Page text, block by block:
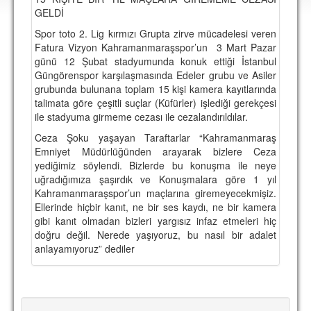
DEPLASMAN
LİSANSLI ÜRÜNLER
MULTİMEDYA
FOTOĞRAF & VİDEOLAR
MARŞ & TEZAHÜRATLAR
KULÜP
AMBLEM
SPOR TESİSLERİ
YÖNETİM KURULU
PERSONEL
GELDİ
Spor toto 2. Lig kırmızı Grupta zirve mücadelesi veren
Fatura Vizyon Kahramanmaraşspor’un 3 Mart Pazar
günü 12 Şubat stadyumunda konuk ettiği İstanbul
Güngörenspor karşılaşmasında Edeler grubu ve Asiler
grubunda bulunana toplam 15 kişi kamera kayıtlarında
talimata göre çeşitli suçlar (Küfürler) işlediği gerekçesi
ile stadyuma girmeme cezası ile cezalandırıldılar.
Ceza Şoku yaşayan Taraftarlar “Kahramanmaraş
Emniyet Müdürlüğünden arayarak bizlere Ceza
yediğimiz söylendi. Bizlerde bu konuşma ile neye
uğradığımıza şaşırdık ve Konuşmalara göre 1 yıl
Kahramanmaraşspor’un maçlarına giremeyecekmişiz.
Ellerinde hiçbir kanıt, ne bir ses kaydı, ne bir kamera
gibi kanıt olmadan bizleri yargısız infaz etmeleri hiç
doğru değil. Nerede yaşıyoruz, bu nasıl bir adalet
anlayamıyoruz” dediler